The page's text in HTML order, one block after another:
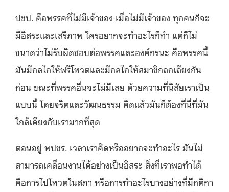
ปชป. คือพรรคที่ไม่มีเจ้าของ เมื่อไม่มีเจ้าของ ทุกคนก็จะ
มีอิสระและเสรีภาพ ใครอยากจะทำอะไรก็ทำ แต่ก็ไม่
ขนาดว่าไม่รับผิดชอบต่อพรรคและองค์กรนะ คือพรรคนี้
มันมีกลไกให้ฟรีโหวตและมีกลไกให้สมาชิกถกเถียงกัน
ก่อน ขณะที่พรรคอื่นจะไม่มีเลย ด้วยความที่นิสัยเราเป็น
แบบนี้ โดยจริตและวัฒนธรรม คิดแล้วมันก็ต้องที่นี่ที่มัน
ใกล้เคียงกับเรามากที่สุด
ตอนอยู่ พปชร. เวลาเราคิดหรืออยากจะทำอะไร มันไม่
สามารถเคลื่อนงานได้อย่างเป็นอิสระ สิ่งที่เราพอทำได้
คือการไปโหวตในสภา หรือการทำอะไรบางอย่างที่มีกติกา